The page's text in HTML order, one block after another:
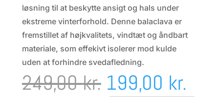
løsning til at beskytte ansigt og hals under
ekstreme vinterforhold. Denne balaclava er
fremstillet af højkvalitets, vindtæt og åndbart
materiale, som effekivt isolerer mod kulde
uden at forhindre svedafledning.
249,00kr. Den
199,00 kr.